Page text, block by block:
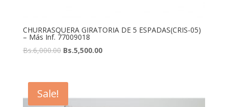
CHURRASQUERA GIRATORIA DE 5 ESPADAS(CRIS-05)
– Más Inf. 77009018
Bs.6,000.00 Bs.5,500.00
Sale!